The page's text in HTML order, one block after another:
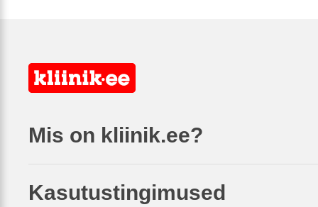
Mis on kliinik.ee?
Kasutustingimused